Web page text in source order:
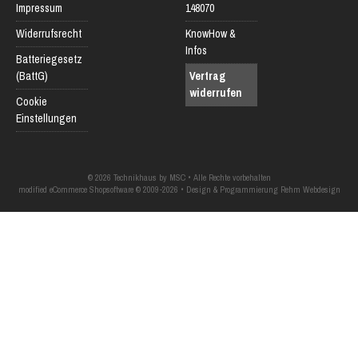
Impressum
Widerrufsrecht
Batteriegesetz
(BattG)
Cookie
Einstellungen
148070
KnowHow &
Infos
Vertrag
widerrufen
© 2026 Technikhaus by MSC • Alle Rechte vorbehalten
modified eCommerce Shopsoftware © 2009-2026 • Design & Programmierung Rehm Webdesign